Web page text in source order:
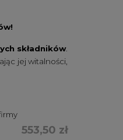
składników.
jej witalności,
553,50 zł